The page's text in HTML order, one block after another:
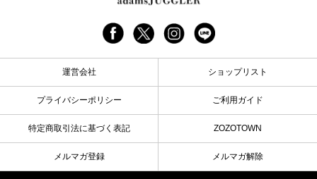
24/フリンジデニムロングパンツ再入荷!!!
G/グレーペイントデニムロングパンツ再入荷!!!
2026.04.23 I.W.D.Rデニムロングパンツ再入荷!!!
2026.04.23 ケミカルブラックデニムロングパンツ再入荷!!!
RTEG R.S&Dデニムロングパンツ再入荷!!!
運営会社 ショップリスト
プライバシーポリシー ご利用ガイド
特定商取引法に基づく表記 ZOZOTOWN
メルマガ登録 メルマガ解除